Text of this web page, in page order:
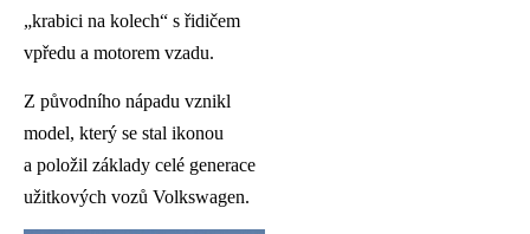
„krabici na kolech“ s řidičem
vpředu a motorem vzadu.
Z původního nápadu vznikl
model, který se stal ikonou
a položil základy celé generace
užitkových vozů Volkswagen.